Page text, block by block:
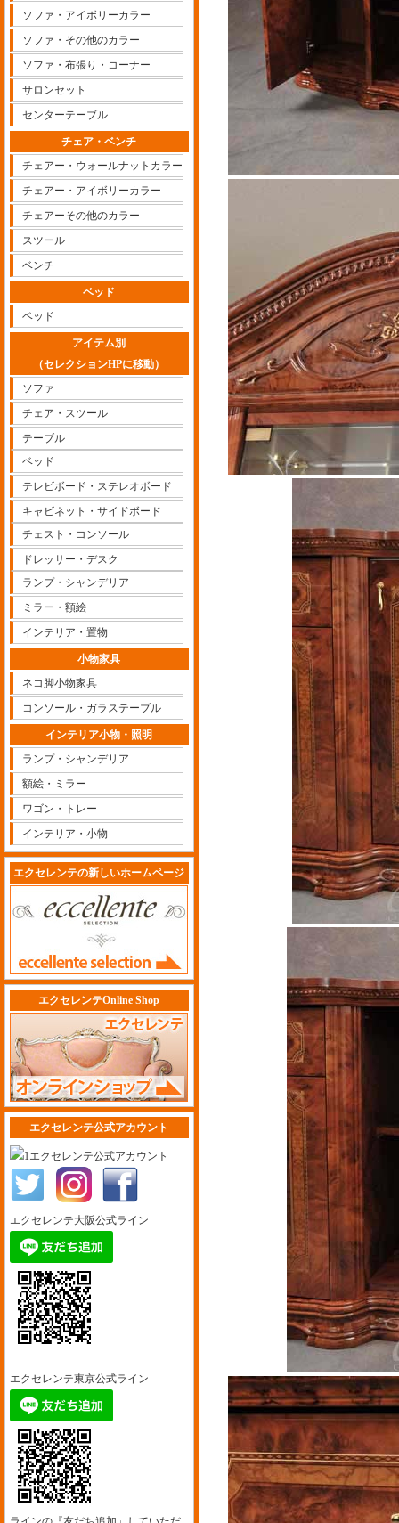
ソファ・アイボリーカラー
ソファ・その他のカラー
ソファ・布張り・コーナー
サロンセット
センターテーブル
チェア・ベンチ
チェアー・ウォールナットカラー
チェアー・アイボリーカラー
チェアーその他のカラー
スツール
ベンチ
ベッド
ベッド
アイテム別
（セレクションHPに移動）
ソファ
チェア・スツール
テーブル
ベッド
テレビボード・ステレオボード
キャビネット・サイドボード
チェスト・コンソール
ドレッサー・デスク
ランプ・シャンデリア
ミラー・額絵
インテリア・置物
小物家具
ネコ脚小物家具
コンソール・ガラステーブル
インテリア小物・照明
ランプ・シャンデリア
額絵・ミラー
ワゴン・トレー
インテリア・小物
エクセレンテの新しいホームページ
エクセレンテOnline Shop
エクセレンテ公式アカウント
エクセレンテ公式アカウント
エクセレンテ大阪公式ライン
エクセレンテ東京公式ライン